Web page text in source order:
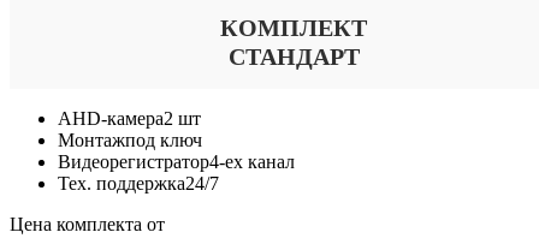
КОМПЛЕКТ
СТАНДАРТ
AHD-камера2 шт
Монтажпод ключ
Видеорегистратор4-ех канал
Тех. поддержка24/7
Цена комплекта от